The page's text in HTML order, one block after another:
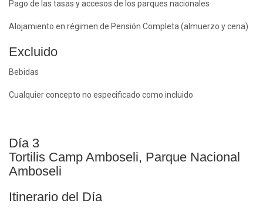
Pago de las tasas y accesos de los parques nacionales
Alojamiento en régimen de Pensión Completa (almuerzo y cena)
Excluido
Bebidas
Cualquier concepto no especificado como incluido
Día 3
Tortilis Camp Amboseli, Parque Nacional
Amboseli
Itinerario del Día